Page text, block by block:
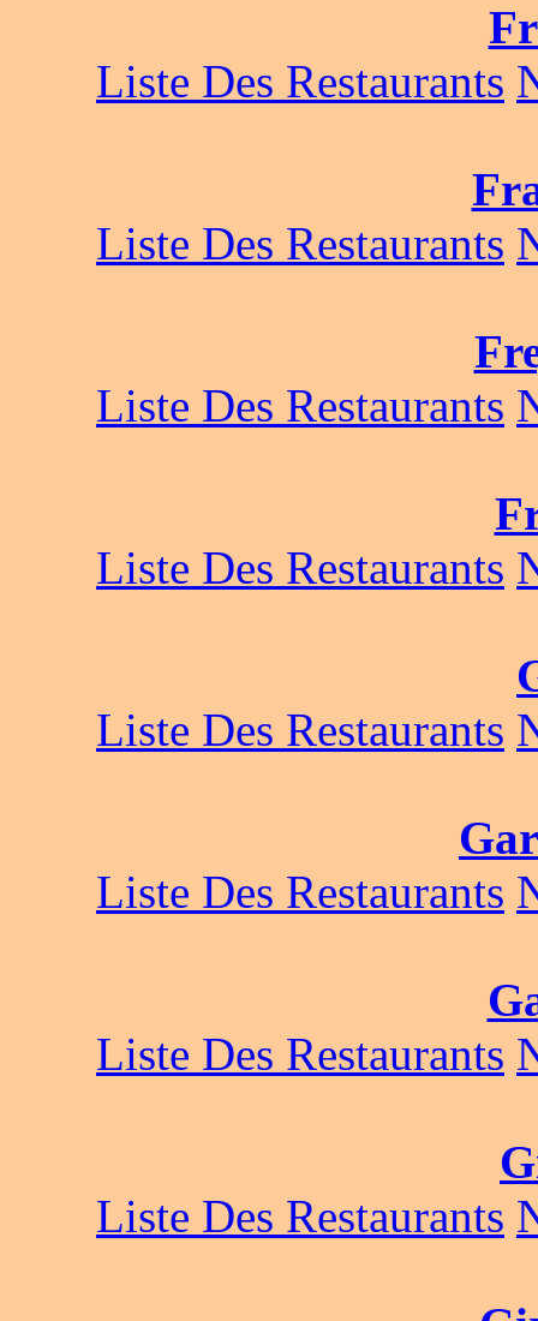
Liste Des Restaurants
Liste Des Restaurants
Liste Des Restaurants
Liste Des Restaurants
Liste Des Restaurants
Liste Des Restaurants
Liste Des Restaurants
Liste Des Restaurants